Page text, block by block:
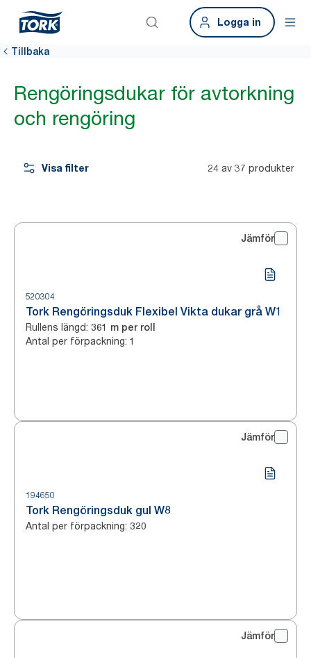
Logga in
Tillbaka
Rengöringsdukar för avtorkning
och rengöring
Visa filter 24 av 37 produkter
Jämför
520304
Tork Rengöringsduk Flexibel Vikta dukar grå W1
Rullens längd: 361 m per roll
Antal per förpackning: 1
Jämför
194650
Tork Rengöringsduk gul W8
Antal per förpackning: 320
Jämför